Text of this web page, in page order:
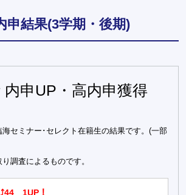
申結果(3学期・後期)
内申UP・高内申獲得
セミナー･セレクト在籍生の結果です。(一部
調査によるものです。
1UP！